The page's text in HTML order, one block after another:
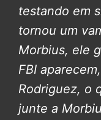
testando em
tornou um
Morbius, ele
FBI
Rodriguez, o
junte a